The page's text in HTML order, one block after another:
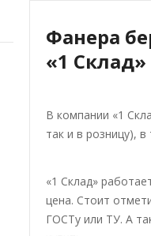
Фанера
«1 Склад»
В компании «1
так и в розницу),
«1 Склад»
цена. Стоит
ГОСТу или ТУ. А